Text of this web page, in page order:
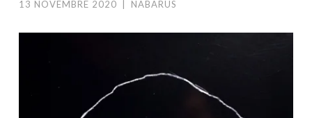
13 NOVEMBRE 2020 NABARUS